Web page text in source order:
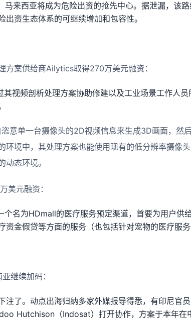
马来西亚将成为危险出资的抢先中心。据泄漏，该
资生态体系的可继续增加和包容性。
方案供给商Ailytics取得270万美元融资：
视频剖析处理方案协助修建以及工业场景工作人
意单一台摄像头的2D视频信息来生成3D画面，然
环境中，其处理方案也能使用现有的低分辨率摄像
态环境。
美元融资：
名为HDmall的医疗服务预定渠道，首要为用户供
资金假贷等方面的服务（也包括针对宠物的医疗服务
继续加码：
注了。动点出海归纳多家外媒报导得悉，有印尼官
Hutchison（Indosat）打开协作，方案于本年在